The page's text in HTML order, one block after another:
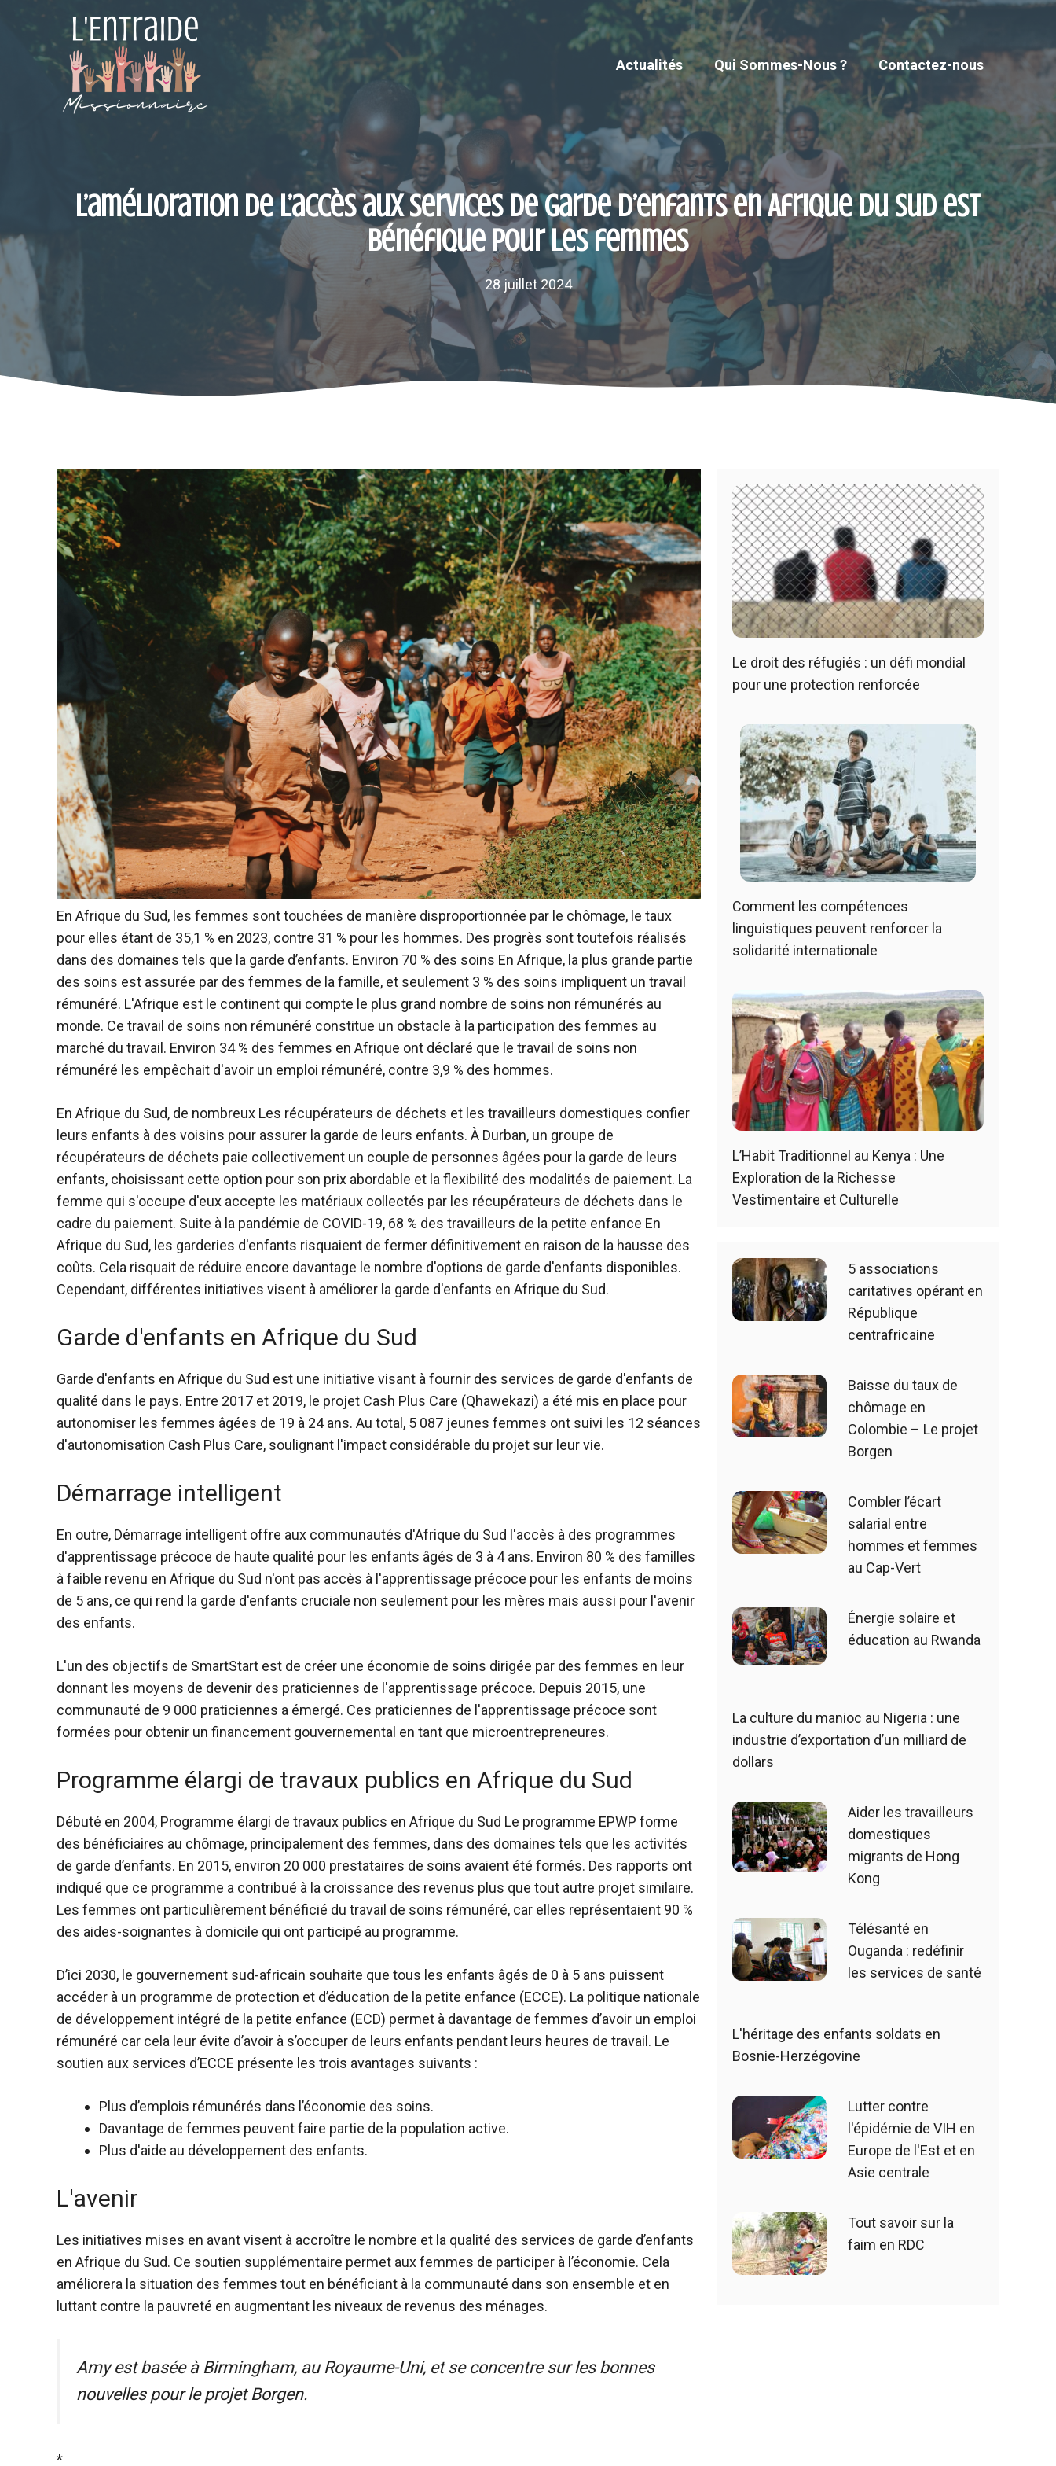
contenu
Actualités Qui Sommes-Nous ? Contactez-nous
L’amélioration de l’accès aux services de garde d’enfants en Afrique du Sud est
bénéfique pour les femmes
28 juillet 2024
En Afrique du Sud, les femmes sont touchées de manière disproportionnée par le chômage, le taux
pour elles étant de 35,1 % en 2023, contre 31 % pour les hommes. Des progrès sont toutefois réalisés
dans des domaines tels que la garde d’enfants. Environ 70 % des soins En Afrique, la plus grande partie
des soins est assurée par des femmes de la famille, et seulement 3 % des soins impliquent un travail
rémunéré. L'Afrique est le continent qui compte le plus grand nombre de soins non rémunérés au
monde. Ce travail de soins non rémunéré constitue un obstacle à la participation des femmes au
marché du travail. Environ 34 % des femmes en Afrique ont déclaré que le travail de soins non
rémunéré les empêchait d'avoir un emploi rémunéré, contre 3,9 % des hommes.
En Afrique du Sud, de nombreux Les récupérateurs de déchets et les travailleurs domestiques confier
leurs enfants à des voisins pour assurer la garde de leurs enfants. À Durban, un groupe de
récupérateurs de déchets paie collectivement un couple de personnes âgées pour la garde de leurs
enfants, choisissant cette option pour son prix abordable et la flexibilité des modalités de paiement. La
femme qui s'occupe d'eux accepte les matériaux collectés par les récupérateurs de déchets dans le
cadre du paiement. Suite à la pandémie de COVID-19, 68 % des travailleurs de la petite enfance En
Afrique du Sud, les garderies d'enfants risquaient de fermer définitivement en raison de la hausse des
coûts. Cela risquait de réduire encore davantage le nombre d'options de garde d'enfants disponibles.
Cependant, différentes initiatives visent à améliorer la garde d'enfants en Afrique du Sud.
Garde d'enfants en Afrique du Sud
Garde d'enfants en Afrique du Sud est une initiative visant à fournir des services de garde d'enfants de
qualité dans le pays. Entre 2017 et 2019, le projet Cash Plus Care (Qhawekazi) a été mis en place pour
autonomiser les femmes âgées de 19 à 24 ans. Au total, 5 087 jeunes femmes ont suivi les 12 séances
d'autonomisation Cash Plus Care, soulignant l'impact considérable du projet sur leur vie.
Démarrage intelligent
En outre, Démarrage intelligent offre aux communautés d'Afrique du Sud l'accès à des programmes
d'apprentissage précoce de haute qualité pour les enfants âgés de 3 à 4 ans. Environ 80 % des familles
à faible revenu en Afrique du Sud n'ont pas accès à l'apprentissage précoce pour les enfants de moins
de 5 ans, ce qui rend la garde d'enfants cruciale non seulement pour les mères mais aussi pour l'avenir
des enfants.
L'un des objectifs de SmartStart est de créer une économie de soins dirigée par des femmes en leur
donnant les moyens de devenir des praticiennes de l'apprentissage précoce. Depuis 2015, une
communauté de 9 000 praticiennes a émergé. Ces praticiennes de l'apprentissage précoce sont
formées pour obtenir un financement gouvernemental en tant que microentrepreneures.
Programme élargi de travaux publics en Afrique du Sud
Débuté en 2004, Programme élargi de travaux publics en Afrique du Sud Le programme EPWP forme
des bénéficiaires au chômage, principalement des femmes, dans des domaines tels que les activités
de garde d’enfants. En 2015, environ 20 000 prestataires de soins avaient été formés. Des rapports ont
indiqué que ce programme a contribué à la croissance des revenus plus que tout autre projet similaire.
Les femmes ont particulièrement bénéficié du travail de soins rémunéré, car elles représentaient 90 %
des aides-soignantes à domicile qui ont participé au programme.
D’ici 2030, le gouvernement sud-africain souhaite que tous les enfants âgés de 0 à 5 ans puissent
accéder à un programme de protection et d’éducation de la petite enfance (ECCE). La politique nationale
de développement intégré de la petite enfance (ECD) permet à davantage de femmes d’avoir un emploi
rémunéré car cela leur évite d’avoir à s’occuper de leurs enfants pendant leurs heures de travail. Le
soutien aux services d’ECCE présente les trois avantages suivants :
Plus d’emplois rémunérés dans l’économie des soins.
Davantage de femmes peuvent faire partie de la population active.
Plus d'aide au développement des enfants.
L'avenir
Les initiatives mises en avant visent à accroître le nombre et la qualité des services de garde d’enfants
en Afrique du Sud. Ce soutien supplémentaire permet aux femmes de participer à l’économie. Cela
améliorera la situation des femmes tout en bénéficiant à la communauté dans son ensemble et en
luttant contre la pauvreté en augmentant les niveaux de revenus des ménages.
Amy est basée à Birmingham, au Royaume-Uni, et se concentre sur les bonnes
nouvelles pour le projet Borgen.
*
Le droit des réfugiés : un défi mondial
pour une protection renforcée
Comment les compétences
linguistiques peuvent renforcer la
solidarité internationale
L’Habit Traditionnel au Kenya : Une
Exploration de la Richesse
Vestimentaire et Culturelle
5 associations
caritatives opérant en
République
centrafricaine
Baisse du taux de
chômage en
Colombie – Le projet
Borgen
Combler l’écart
salarial entre
hommes et femmes
au Cap-Vert
Énergie solaire et
éducation au Rwanda
La culture du manioc au Nigeria : une
industrie d’exportation d’un milliard de
dollars
Aider les travailleurs
domestiques
migrants de Hong
Kong
Télésanté en
Ouganda : redéfinir
les services de santé
L'héritage des enfants soldats en
Bosnie-Herzégovine
Lutter contre
l'épidémie de VIH en
Europe de l'Est et en
Asie centrale
Tout savoir sur la
faim en RDC